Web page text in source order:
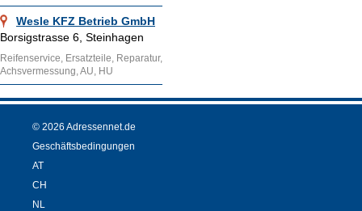
Wesle KFZ Betrieb GmbH
Borsigstrasse 6, Steinhagen
Reifenservice, Ersatzteile, Reparatur,
Achsvermessung, AU, HU
© 2026 Adressennet.de
Geschäftsbedingungen
AT
CH
NL